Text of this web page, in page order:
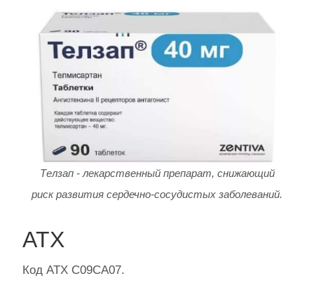
Телзап - лекарственный препарат, снижающий
риск развития сердечно-сосудистых заболеваний.
АТХ
Код АТХ C09CA07.